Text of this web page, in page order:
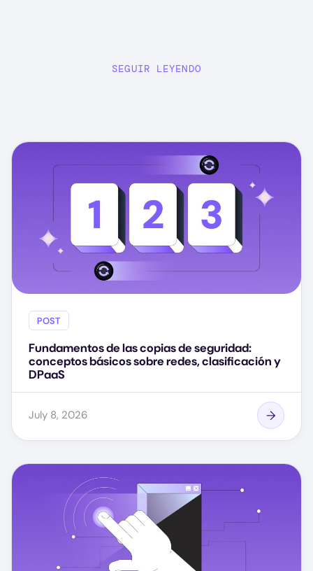
SEGUIR LEYENDO
POST
Fundamentos de las copias de seguridad:
conceptos básicos sobre redes, clasificación y
DPaaS
July 8, 2026